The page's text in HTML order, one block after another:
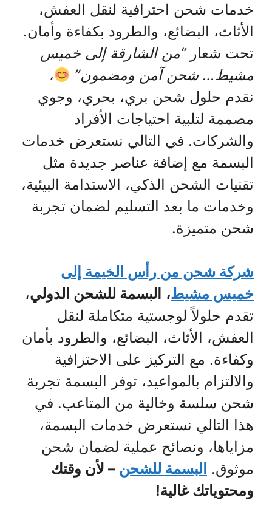
خدمات شحن احترافية لنقل العفش،
الأثاث، البضائع، والطرود بكفاءة وأمان.
تحت شعار“من الشارقة إلى خميس
مشيط… شحن آمن ومضمون”
،
نقدم حلول شحن بري، بحري، وجوي
مصممة لتلبية احتياجات الأفراد
والشركات. في التالي نستعرض خدمات
البسمة مع إضافة عناصر جديدة مثل
تقنيات الشحن الذكي، الاستدامة البيئية،
وخدمات ما بعد التسليم لضمان تجربة
شحن متميزة.
شركة شحن من رأس الخيمة إلى
خميس مشيط، البسمة للشحن الدولي،
تقدم حلولاً لوجستية متكاملة لنقل
العفش، الأثاث، البضائع، والطرود بأمان
وكفاءة. مع التركيز على الاحترافية
والالتزام بالمواعيد، توفر البسمة تجربة
شحن سلسة وخالية من المتاعب. في
هذا التالي نستعرض خدمات البسمة،
مزاياها، ونصائح عملية لضمان شحن
موثوق. البسمة للشحن – لأن وقتك
ومحتوياتك غالية!